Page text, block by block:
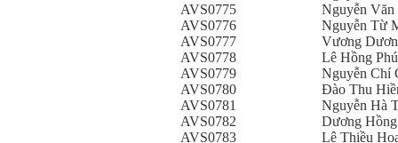
AVS0775
Nguyễn Văn
AVS0776
Nguyễn Từ
AVS0777
Vương
AVS0778
Lê Hồng
AVS0779
Nguyễn Chí
AVS0780
Đào Thu
AVS0781
Nguyễn Hà
AVS0782
Dương
AVS0783
Lê Thiều